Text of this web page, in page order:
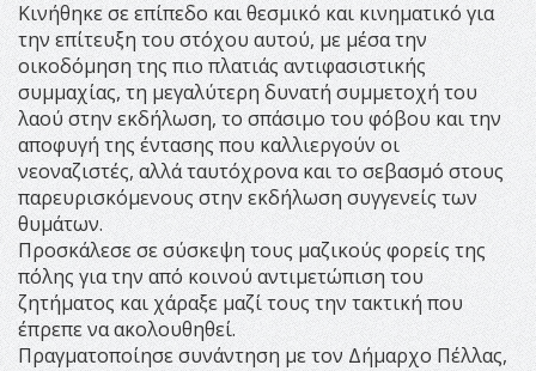
Κινήθηκε σε επίπεδο και θεσμικό και κινηματικό για
την επίτευξη του στόχου αυτού, με μέσα την
οικοδόμηση της πιο πλατιάς αντιφασιστικής
συμμαχίας, τη μεγαλύτερη δυνατή συμμετοχή του
λαού στην εκδήλωση, το σπάσιμο του φόβου και την
αποφυγή της έντασης που καλλιεργούν οι
νεοναζιστές, αλλά ταυτόχρονα και το σεβασμό στους
παρευρισκόμενους στην εκδήλωση συγγενείς των
θυμάτων.
Προσκάλεσε σε σύσκεψη τους μαζικούς φορείς της
πόλης για την από κοινού αντιμετώπιση του
ζητήματος και χάραξε μαζί τους την τακτική που
έπρεπε να ακολουθηθεί.
Πραγματοποίησε συνάντηση με τον Δήμαρχο Πέλλας,